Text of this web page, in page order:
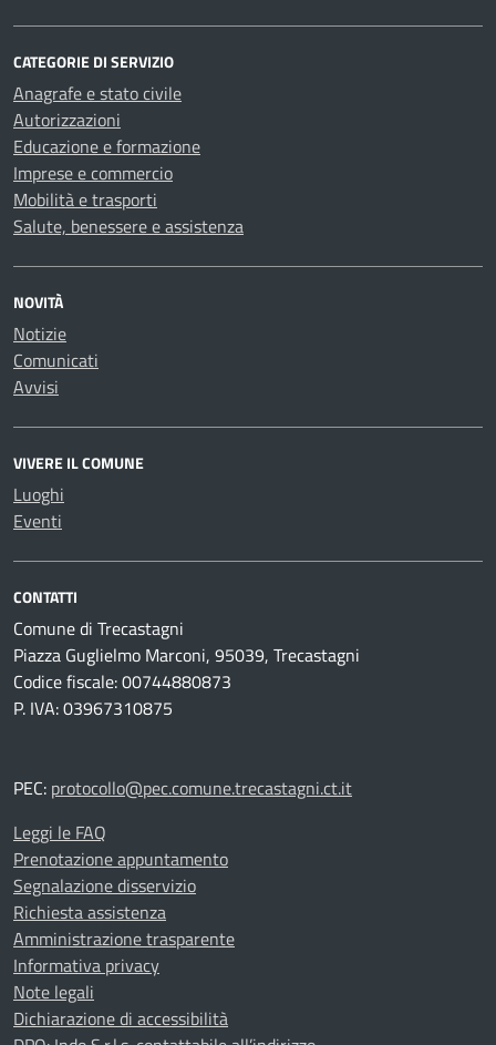
CATEGORIE DI SERVIZIO
Anagrafe e stato civile
Autorizzazioni
Educazione e formazione
Imprese e commercio
Mobilità e trasporti
Salute, benessere e assistenza
NOVITÀ
Notizie
Comunicati
Avvisi
VIVERE IL COMUNE
Luoghi
Eventi
CONTATTI
Comune di Trecastagni
Piazza Guglielmo Marconi, 95039, Trecastagni
Codice fiscale: 00744880873
P. IVA: 03967310875
PEC: protocollo@pec.comune.trecastagni.ct.it
Leggi le FAQ
Prenotazione appuntamento
Segnalazione disservizio
Richiesta assistenza
Amministrazione trasparente
Informativa privacy
Note legali
Dichiarazione di accessibilità